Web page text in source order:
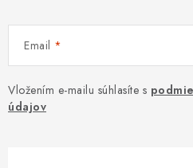
Email
Vložením e-mailu súhlasíte s
údajov